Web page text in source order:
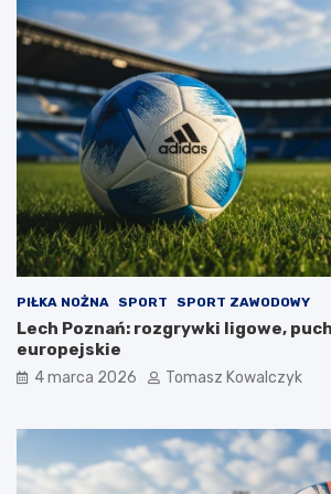
PIŁKA NOŻNA SPORT SPORT ZAWODOWY
Lech Poznań: rozgrywki ligowe,
europejskie
4 marca 2026 Tomasz Kowalczyk